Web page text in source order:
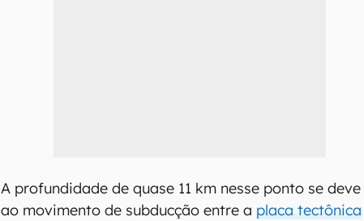
A profundidade de quase 11 km nesse ponto se deve
ao movimento de subducção entre a placa tectônica